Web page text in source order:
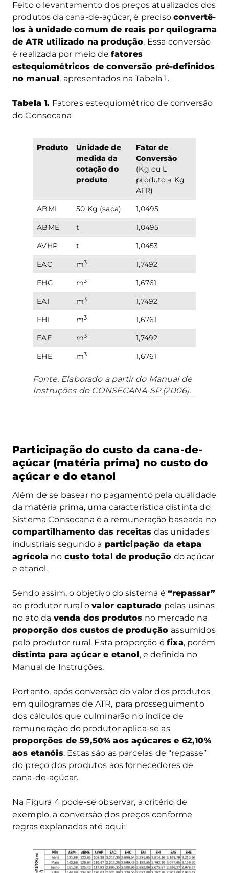
Feito o levantamento dos preços atualizados dos
produtos da cana-de-açúcar, é precisoconvertê-
los à unidade comum de reais por quilograma
de ATR utilizado na produção. Essa conversão
é realizada por meio de fatores
estequiométricos de conversão pré-definidos
no manual, apresentados na Tabela 1.
Tabela 1. Fatores estequiométrico de conversão
do Consecana
Produto
Unidade de
medida da
cotação do
produto
Fator de
Conversão
(Kg ou L
produto → Kg
ATR)
ABMI
50 Kg (saca)
1,0495
ABME
t
1,0495
AVHP
t
1,0453
EAC
m3
1,7492
EHC
m3
1,6761
EAI
m3
1,7492
EHI
m3
1,6761
EAE
m3
1,7492
EHE
m3 1,6761
Fonte: Elaborado a partir do Manual de
Instruções do CONSECANA-SP (2006).
Participação do custo da cana-de-
açúcar (matéria prima) no custo do
açúcar e do etanol
Além de se basear no pagamento pela qualidade
da matéria prima, uma característica distinta do
Sistema Consecana é a remuneração baseada no
compartilhamento das receitas das unidades
industriais segundo a participação da etapa
agrícola nocusto total de produção do açúcar
e etanol.
Sendo assim, o objetivo do sistema é “repassar”
ao produtor rural ovalor capturado pelas usinas
no ato da venda dos produtos no mercado na
proporção dos custos de produção assumidos
pelo produtor rural. Esta proporção éfixa, porém
distinta para açúcar e etanol, e definida no
Manual de Instruções.
Portanto, após conversão do valor dos produtos
em quilogramas de ATR, para prosseguimento
dos cálculos que culminarão no índice de
remuneração do produtor aplica-se as
proporções de 59,50% aos açúcares e 62,10%
aos etanóis. Estas são as parcelas de “repasse”
do preço dos produtos aos fornecedores de
cana-de-açúcar.
Na Figura 4 pode-se observar, a critério de
exemplo, a conversão dos preços conforme
regras explanadas até aqui: